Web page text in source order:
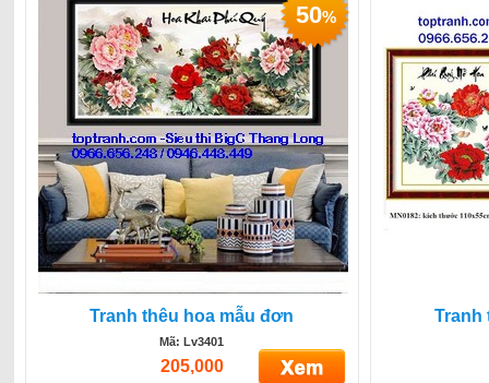
Tranh thêu hoa mẫu đơn
Mã: Lv3401
205,000
50%
Tranh